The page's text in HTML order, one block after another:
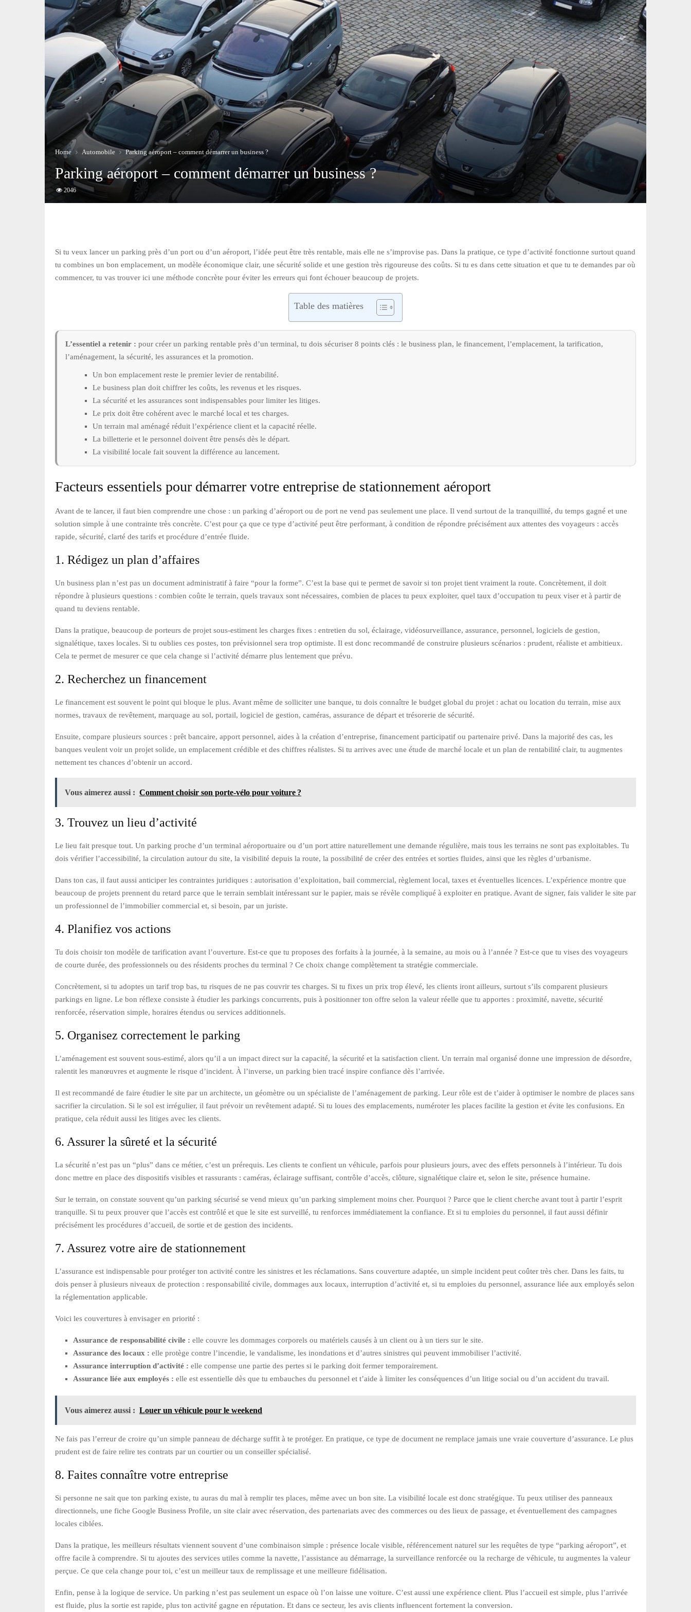
Home Automobile Parking aéroport – comment démarrer un business ?
Parking aéroport – comment démarrer un business ?
2046
Si tu veux lancer un parking près d’un port ou d’un aéroport, l’idée peut être très rentable, mais elle ne s’improvise pas. Dans la pratique, ce type d’activité fonctionne surtout quand
tu combines un bon emplacement, un modèle économique clair, une sécurité solide et une gestion très rigoureuse des coûts. Si tu es dans cette situation et que tu te demandes par où
commencer, tu vas trouver ici une méthode concrète pour éviter les erreurs qui font échouer beaucoup de projets.
Table des matières
L’essentiel a retenir : pour créer un parking rentable près d’un terminal, tu dois sécuriser 8 points clés : le business plan, le financement, l’emplacement, la tarification,
l’aménagement, la sécurité, les assurances et la promotion.
Un bon emplacement reste le premier levier de rentabilité.
Le business plan doit chiffrer les coûts, les revenus et les risques.
La sécurité et les assurances sont indispensables pour limiter les litiges.
Le prix doit être cohérent avec le marché local et tes charges.
Un terrain mal aménagé réduit l’expérience client et la capacité réelle.
La billetterie et le personnel doivent être pensés dès le départ.
La visibilité locale fait souvent la différence au lancement.
Facteurs essentiels pour démarrer votre entreprise de stationnement aéroport
Avant de te lancer, il faut bien comprendre une chose : un parking d’aéroport ou de port ne vend pas seulement une place. Il vend surtout de la tranquillité, du temps gagné et une
solution simple à une contrainte très concrète. C’est pour ça que ce type d’activité peut être performant, à condition de répondre précisément aux attentes des voyageurs : accès
rapide, sécurité, clarté des tarifs et procédure d’entrée fluide.
1. Rédigez un plan d’affaires
Un business plan n’est pas un document administratif à faire “pour la forme”. C’est la base qui te permet de savoir si ton projet tient vraiment la route. Concrètement, il doit
répondre à plusieurs questions : combien coûte le terrain, quels travaux sont nécessaires, combien de places tu peux exploiter, quel taux d’occupation tu peux viser et à partir de
quand tu deviens rentable.
Dans la pratique, beaucoup de porteurs de projet sous-estiment les charges fixes : entretien du sol, éclairage, vidéosurveillance, assurance, personnel, logiciels de gestion,
signalétique, taxes locales. Si tu oublies ces postes, ton prévisionnel sera trop optimiste. Il est donc recommandé de construire plusieurs scénarios : prudent, réaliste et ambitieux.
Cela te permet de mesurer ce que cela change si l’activité démarre plus lentement que prévu.
2. Recherchez un financement
Le financement est souvent le point qui bloque le plus. Avant même de solliciter une banque, tu dois connaître le budget global du projet : achat ou location du terrain, mise aux
normes, travaux de revêtement, marquage au sol, portail, logiciel de gestion, caméras, assurance de départ et trésorerie de sécurité.
Ensuite, compare plusieurs sources : prêt bancaire, apport personnel, aides à la création d’entreprise, financement participatif ou partenaire privé. Dans la majorité des cas, les
banques veulent voir un projet solide, un emplacement crédible et des chiffres réalistes. Si tu arrives avec une étude de marché locale et un plan de rentabilité clair, tu augmentes
nettement tes chances d’obtenir un accord.
Vous aimerez aussi : Comment choisir son porte-vélo pour voiture ?
3. Trouvez un lieu d’activité
Le lieu fait presque tout. Un parking proche d’un terminal aéroportuaire ou d’un port attire naturellement une demande régulière, mais tous les terrains ne sont pas exploitables. Tu
dois vérifier l’accessibilité, la circulation autour du site, la visibilité depuis la route, la possibilité de créer des entrées et sorties fluides, ainsi que les règles d’urbanisme.
Dans ton cas, il faut aussi anticiper les contraintes juridiques : autorisation d’exploitation, bail commercial, règlement local, taxes et éventuelles licences. L’expérience montre que
beaucoup de projets prennent du retard parce que le terrain semblait intéressant sur le papier, mais se révèle compliqué à exploiter en pratique. Avant de signer, fais valider le site par
un professionnel de l’immobilier commercial et, si besoin, par un juriste.
4. Planifiez vos actions
Tu dois choisir ton modèle de tarification avant l’ouverture. Est-ce que tu proposes des forfaits à la journée, à la semaine, au mois ou à l’année ? Est-ce que tu vises des voyageurs
de courte durée, des professionnels ou des résidents proches du terminal ? Ce choix change complètement ta stratégie commerciale.
Concrètement, si tu adoptes un tarif trop bas, tu risques de ne pas couvrir tes charges. Si tu fixes un prix trop élevé, les clients iront ailleurs, surtout s’ils comparent plusieurs
parkings en ligne. Le bon réflexe consiste à étudier les parkings concurrents, puis à positionner ton offre selon la valeur réelle que tu apportes : proximité, navette, sécurité
renforcée, réservation simple, horaires étendus ou services additionnels.
5. Organisez correctement le parking
L’aménagement est souvent sous-estimé, alors qu’il a un impact direct sur la capacité, la sécurité et la satisfaction client. Un terrain mal organisé donne une impression de désordre,
ralentit les manœuvres et augmente le risque d’incident. À l’inverse, un parking bien tracé inspire confiance dès l’arrivée.
Il est recommandé de faire étudier le site par un architecte, un géomètre ou un spécialiste de l’aménagement de parking. Leur rôle est de t’aider à optimiser le nombre de places sans
sacrifier la circulation. Si le sol est irrégulier, il faut prévoir un revêtement adapté. Si tu loues des emplacements, numéroter les places facilite la gestion et évite les confusions. En
pratique, cela réduit aussi les litiges avec les clients.
6. Assurer la sûreté et la sécurité
La sécurité n’est pas un “plus” dans ce métier, c’est un prérequis. Les clients te confient un véhicule, parfois pour plusieurs jours, avec des effets personnels à l’intérieur. Tu dois
donc mettre en place des dispositifs visibles et rassurants : caméras, éclairage suffisant, contrôle d’accès, clôture, signalétique claire et, selon le site, présence humaine.
Sur le terrain, on constate souvent qu’un parking sécurisé se vend mieux qu’un parking simplement moins cher. Pourquoi ? Parce que le client cherche avant tout à partir l’esprit
tranquille. Si tu peux prouver que l’accès est contrôlé et que le site est surveillé, tu renforces immédiatement la confiance. Et si tu emploies du personnel, il faut aussi définir
précisément les procédures d’accueil, de sortie et de gestion des incidents.
7. Assurez votre aire de stationnement
L’assurance est indispensable pour protéger ton activité contre les sinistres et les réclamations. Sans couverture adaptée, un simple incident peut coûter très cher. Dans les faits, tu
dois penser à plusieurs niveaux de protection : responsabilité civile, dommages aux locaux, interruption d’activité et, si tu emploies du personnel, assurance liée aux employés selon
la réglementation applicable.
Voici les couvertures à envisager en priorité :
Assurance de responsabilité civile : elle couvre les dommages corporels ou matériels causés à un client ou à un tiers sur le site.
Assurance des locaux : elle protège contre l’incendie, le vandalisme, les inondations et d’autres sinistres qui peuvent immobiliser l’activité.
Assurance interruption d’activité : elle compense une partie des pertes si le parking doit fermer temporairement.
Assurance liée aux employés : elle est essentielle dès que tu embauches du personnel et t’aide à limiter les conséquences d’un litige social ou d’un accident du travail.
Vous aimerez aussi : Louer un véhicule pour le weekend
Ne fais pas l’erreur de croire qu’un simple panneau de décharge suffit à te protéger. En pratique, ce type de document ne remplace jamais une vraie couverture d’assurance. Le plus
prudent est de faire relire tes contrats par un courtier ou un conseiller spécialisé.
8. Faites connaître votre entreprise
Si personne ne sait que ton parking existe, tu auras du mal à remplir tes places, même avec un bon site. La visibilité locale est donc stratégique. Tu peux utiliser des panneaux
directionnels, une fiche Google Business Profile, un site clair avec réservation, des partenariats avec des commerces ou des lieux de passage, et éventuellement des campagnes
locales ciblées.
Dans la pratique, les meilleurs résultats viennent souvent d’une combinaison simple : présence locale visible, référencement naturel sur les requêtes de type “parking aéroport”, et
offre facile à comprendre. Si tu ajoutes des services utiles comme la navette, l’assistance au démarrage, la surveillance renforcée ou la recharge de véhicule, tu augmentes la valeur
perçue. Ce que cela change pour toi, c’est un meilleur taux de remplissage et une meilleure fidélisation.
Enfin, pense à la logique de service. Un parking n’est pas seulement un espace où l’on laisse une voiture. C’est aussi une expérience client. Plus l’accueil est simple, plus l’arrivée
est fluide, plus la sortie est rapide, plus ton activité gagne en réputation. Et dans ce secteur, les avis clients influencent fortement la conversion.